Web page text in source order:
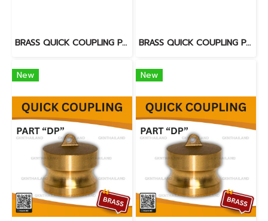
BRASS QUICK COUPLING PART "DP" SIZE : 6" BRASS QUICK COUPLING PART "DP" SIZE : 2"
New New